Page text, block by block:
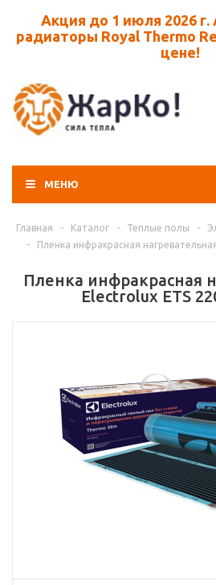
Акция до 1 июля 2026
радиаторы Royal Thermo
цене!
МЕНЮ
Главная - Каталог - Теплые полы -
-
Пленка инфракрасная
Пленка инфракрасная
Electrolux ETS